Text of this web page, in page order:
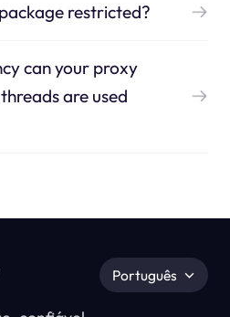
restricted?
can your proxy
are used
Português